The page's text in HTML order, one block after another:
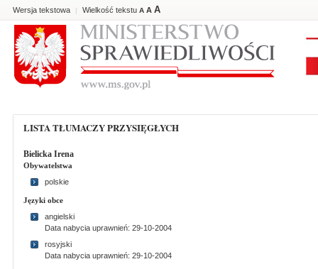
Wersja tekstowa | Wielkość tekstu A A A
LISTA TŁUMACZY PRZYSIĘGŁYCH
Bielicka Irena
Obywatelstwa
polskie
Języki obce
angielski
Data nabycia uprawnień: 29-10-2004
rosyjski
Data nabycia uprawnień: 29-10-2004